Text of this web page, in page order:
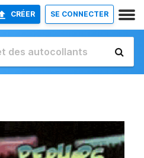
CRÉER SE CONNECTER